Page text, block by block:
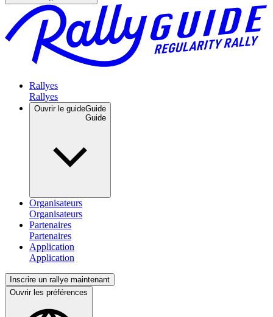
Rallyes
Ouvrir le guideGuide
Organisateurs
Partenaires
Application
Inscrire un rallye maintenant
Ouvrir les préférences